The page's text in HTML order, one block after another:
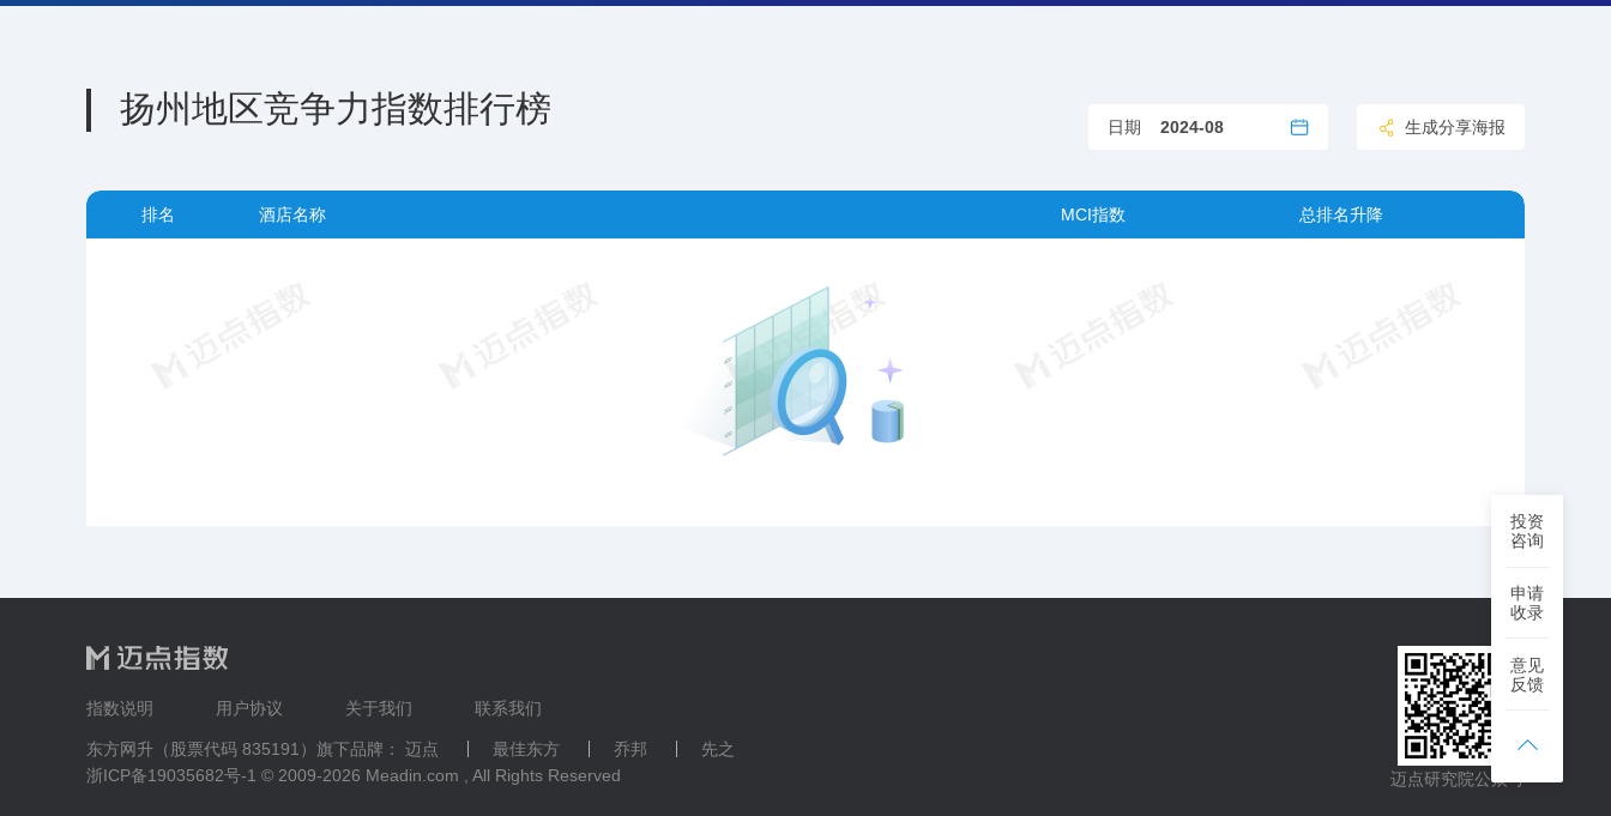
扬州地区竞争力指数排行榜 生成分享海报
日期
排名 酒店名称 MCI指数 总排名升降
指数说明 用户协议 关于我们 联系我们
东方网升（股票代码 835191） 旗下品牌： 迈点 最佳东方 乔邦
先之
浙ICP备19035682号-1 © 2009-2026 Meadin.com , All Rights Reserved 迈点研究院公众号
投资
咨询
申请
收录
意见
反馈